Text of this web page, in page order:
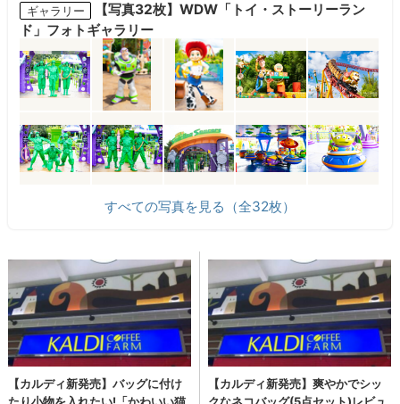
ギャラリー
【写真32枚】WDW「トイ・ストーリーラン
ド」フォトギャラリー
すべての写真を見る（全32枚）